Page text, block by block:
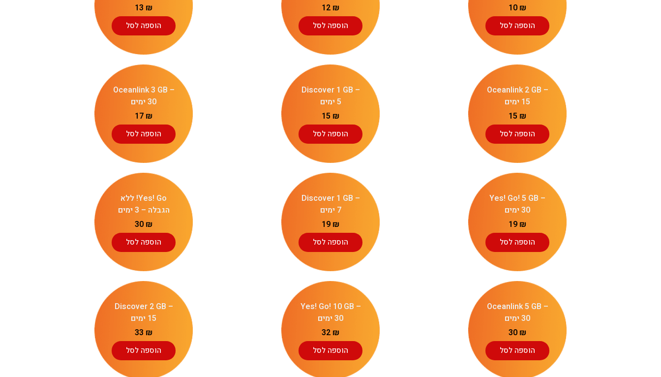
10 ₪
הוספה לסל
12 ₪
הוספה לסל
13 ₪
הוספה לסל
Oceanlink 2 GB –
15 ימים
15 ₪
הוספה לסל
Discover 1 GB –
5 ימים
15 ₪
הוספה לסל
Oceanlink 3 GB –
30 ימים
17 ₪
הוספה לסל
Yes! Go! 5 GB –
30 ימים
19 ₪
הוספה לסל
Discover 1 GB –
7 ימים
19 ₪
הוספה לסל
Yes! Go! ללא
הגבלה – 3 ימים
30 ₪
הוספה לסל
Oceanlink 5 GB –
30 ימים
30 ₪
הוספה לסל
Yes! Go! 10 GB –
30 ימים
32 ₪
הוספה לסל
Discover 2 GB –
15 ימים
33 ₪
הוספה לסל